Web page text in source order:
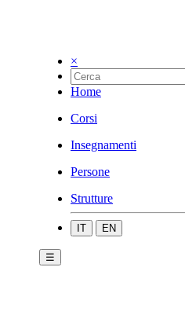
×
Home
Corsi
Insegnamenti
Persone
Strutture
IT EN
☰